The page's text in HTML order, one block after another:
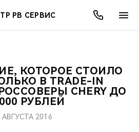
РВ СЕРВИС
МОДЕЛИ
МИР CHERY
АКЦИИ
СЕРВИСЫ
КОМПАНИИ
КОТОРОЕ СТОИЛО
В TRADE-IN
CHERY ДО
РУБЛЕЙ
АВГУСТА 2016